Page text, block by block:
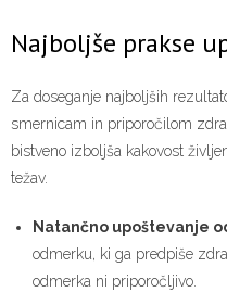
Najboljše prakse
Za doseganje najboljših
smernicam in priporočilom
bistveno izboljša kakovost
težav.
Natančno upoštevanje
odmerku, ki ga predpiše
odmerka ni priporočljivo.